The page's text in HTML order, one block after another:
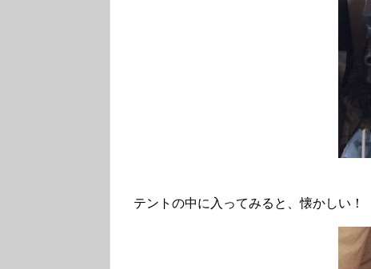
テントの中に入ってみると、懐かしい！